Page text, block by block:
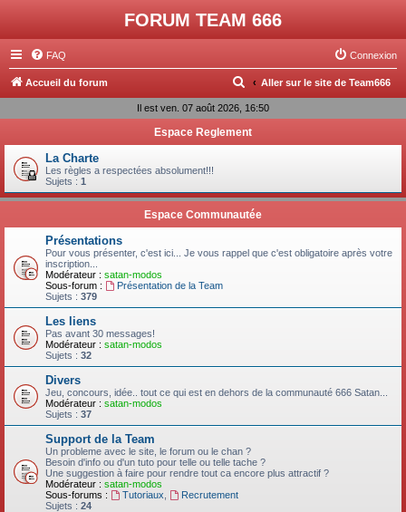
FORUM TEAM 666
FAQ Connexion
Accueil du forum Aller sur le site de Team666
R
e
h
r
c
e
Il est ven. 07 août 2026, 16:50
Espace Reglement
La Charte
Les règles a respectées absolument!!!
Sujets : 1
Espace Communautée
Présentations
Pour vous présenter, c'est ici... Je vous rappel que c'est obligatoire après votre
inscription...
Modérateur : satan-modos
Sous-forum :
Présentation de la Team
Sujets : 379
Les liens
Pas avant 30 messages!
Modérateur : satan-modos
Sujets : 32
Divers
Jeu, concours, idée.. tout ce qui est en dehors de la communauté 666 Satan...
Modérateur : satan-modos
Sujets : 37
Support de la Team
Un probleme avec le site, le forum ou le chan ?
Besoin d'info ou d'un tuto pour telle ou telle tache ?
Une suggestion à faire pour rendre tout ca encore plus attractif ?
Modérateur : satan-modos
Sous-forums :
Tutoriaux
Recrutement
Sujets : 24